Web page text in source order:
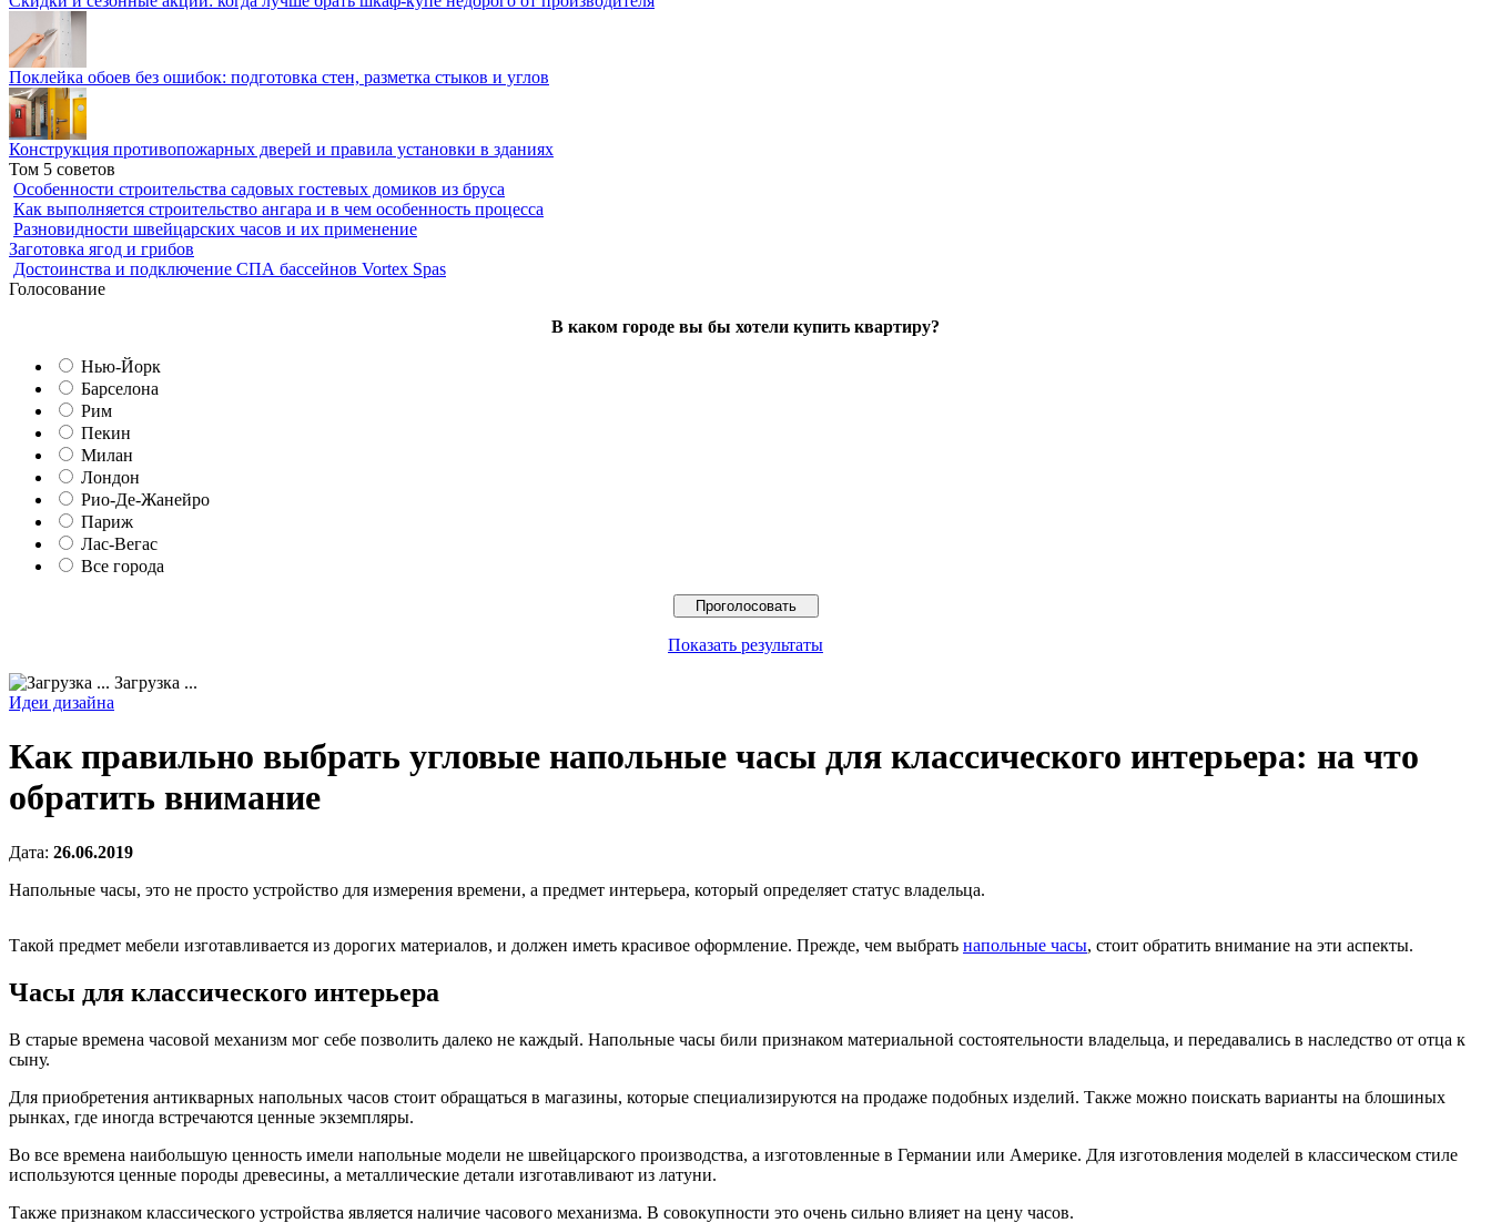
Поклейка обоев без ошибок: подготовка стен, разметка стыков и углов
Конструкция противопожарных дверей и правила установки в зданиях
Том 5 советов
Особенности строительства садовых гостевых домиков из бруса
Как выполняется строительство ангара и в чем особенность процесса
Разновидности швейцарских часов и их применение
Заготовка ягод и грибов
Достоинства и подключение СПА бассейнов Vortex Spas
Голосование
В каком городе вы бы хотели купить квартиру?
Нью-Йорк
Барселона
Рим
Пекин
Милан
Лондон
Рио-Де-Жанейро
Париж
Лас-Вегас
Все города
Показать результаты
Загрузка ...
Идеи дизайна
Как правильно выбрать угловые напольные часы для классического интерьера: на что
обратить внимание
Дата: 26.06.2019
Напольные часы, это не просто устройство для измерения времени, а предмет интерьера, который определяет статус владельца.
Такой предмет мебели изготавливается из дорогих материалов, и должен иметь красивое оформление. Прежде, чем выбрать напольные часы, стоит обратить внимание на эти аспекты.
Часы для классического интерьера
В старые времена часовой механизм мог себе позволить далеко не каждый. Напольные часы били признаком материальной состоятельности владельца, и передавались в наследство от отца к
сыну.
Для приобретения антикварных напольных часов стоит обращаться в магазины, которые специализируются на продаже подобных изделий. Также можно поискать варианты на блошиных
рынках, где иногда встречаются ценные экземпляры.
Во все времена наибольшую ценность имели напольные модели не швейцарского производства, а изготовленные в Германии или Америке. Для изготовления моделей в классическом стиле
используются ценные породы древесины, а металлические детали изготавливают из латуни.
Также признаком классического устройства является наличие часового механизма. В совокупности это очень сильно влияет на цену часов.